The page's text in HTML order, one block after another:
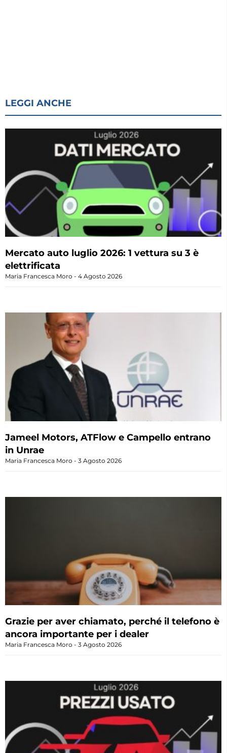
LEGGI ANCHE
Mercato auto luglio 2026: 1 vettura su 3 è
elettrificata
Maria Francesca Moro 4 Agosto 2026
Jameel Motors, ATFlow e Campello entrano
in Unrae
Maria Francesca Moro 3 Agosto 2026
Grazie per aver chiamato, perché il telefono è
ancora importante per i dealer
Maria Francesca Moro 3 Agosto 2026